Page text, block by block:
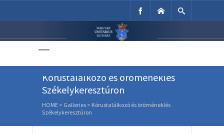
Unitárius Egyház
Kórustalálkozó és öröméneklés
Székelykeresztúron
HOME > Galleries > Kórustalálkozó és öröméneklés
Székelykeresztúron